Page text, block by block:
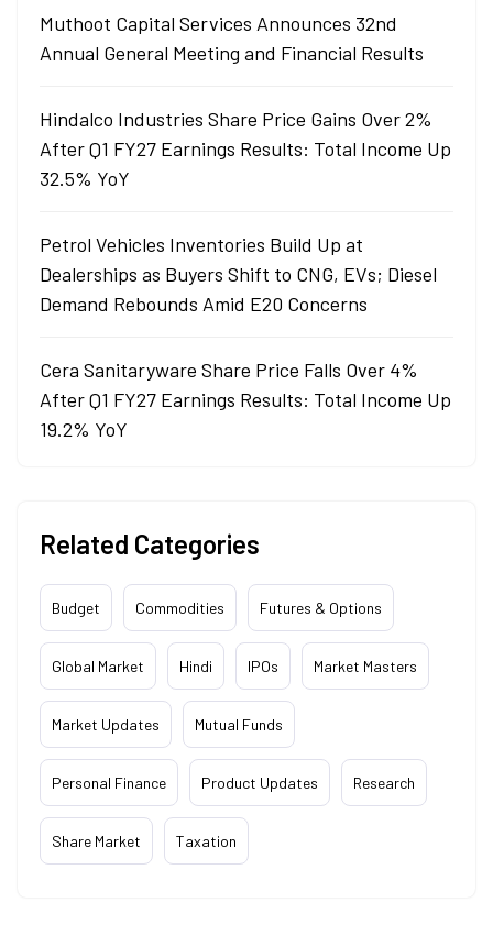
Muthoot Capital Services Announces 32nd
Annual General Meeting and Financial Results
Hindalco Industries Share Price Gains Over 2%
After Q1 FY27 Earnings Results: Total Income Up
32.5% YoY
Petrol Vehicles Inventories Build Up at
Dealerships as Buyers Shift to CNG, EVs; Diesel
Demand Rebounds Amid E20 Concerns
Cera Sanitaryware Share Price Falls Over 4%
After Q1 FY27 Earnings Results: Total Income Up
19.2% YoY
Related Categories
Budget Commodities Futures & Options
Global Market Hindi IPOs Market Masters
Market Updates Mutual Funds
Personal Finance Product Updates Research
Share Market Taxation